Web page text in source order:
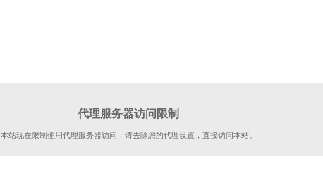
代理服务器访问限制
本站现在限制使用代理服务器访问，请去除您的代理设置，直接访问本站。